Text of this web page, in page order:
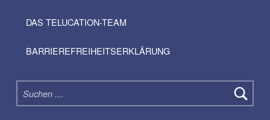
DAS TELUCATION-TEAM
BARRIEREFREIHEITSERKLÄRUNG
Suchen nach: